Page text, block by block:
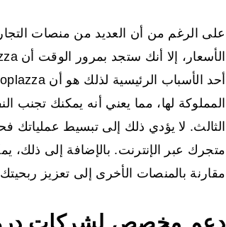
على الرغم من أن العديد من منصات
المملوكة لها، مما يعني أنه يمكنك تجنب
الثالث. لا يؤدي ذلك إلى تبسيط عملياتك
مقارنة بالمنصات الأخرى إلى تعزيز